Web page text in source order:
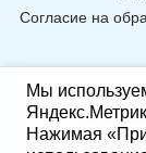
Согласие на
ИП
Мы
Нажимая